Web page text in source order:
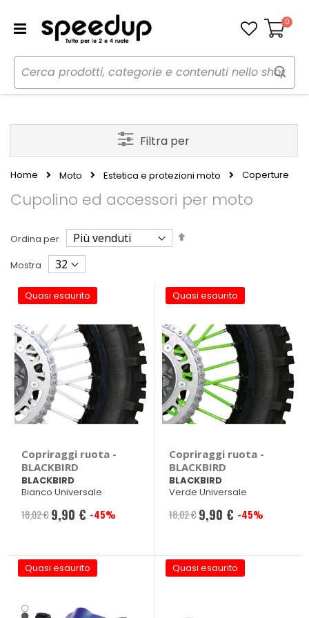
Carrello
0
Home Moto Estetica e protezioni moto Coperture
Cupolino ed accessori per moto
Ordina per
Imposta
Mostra
Quasi esaurito
Copriraggi ruota -
BLACKBIRD
BLACKBIRD
Bianco Universale
18,02 € Prezzo
9,90 € -45%
Quasi esaurito
Copriraggi ruota -
BLACKBIRD
BLACKBIRD
Verde Universale
18,02 € Prezzo
9,90 € -45%
Quasi esaurito Quasi esaurito
Filtra per